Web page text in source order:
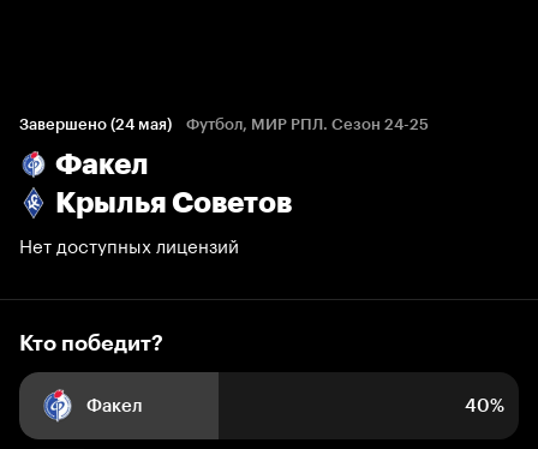
Завершено (24 мая) Футбол, МИР РПЛ. Сезон 24-25
Факел
Крылья Советов
Нет доступных лицензий
40%
Кто победит?
Факел 40%